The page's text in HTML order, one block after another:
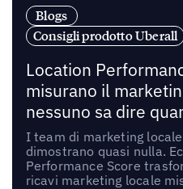
Blogs
Consigli prodotto Uberall
Location
misurano il
nessuno sa dire
I team di marketing
dimostrano quasi nulla.
Performance Score
ricavi marketing locale